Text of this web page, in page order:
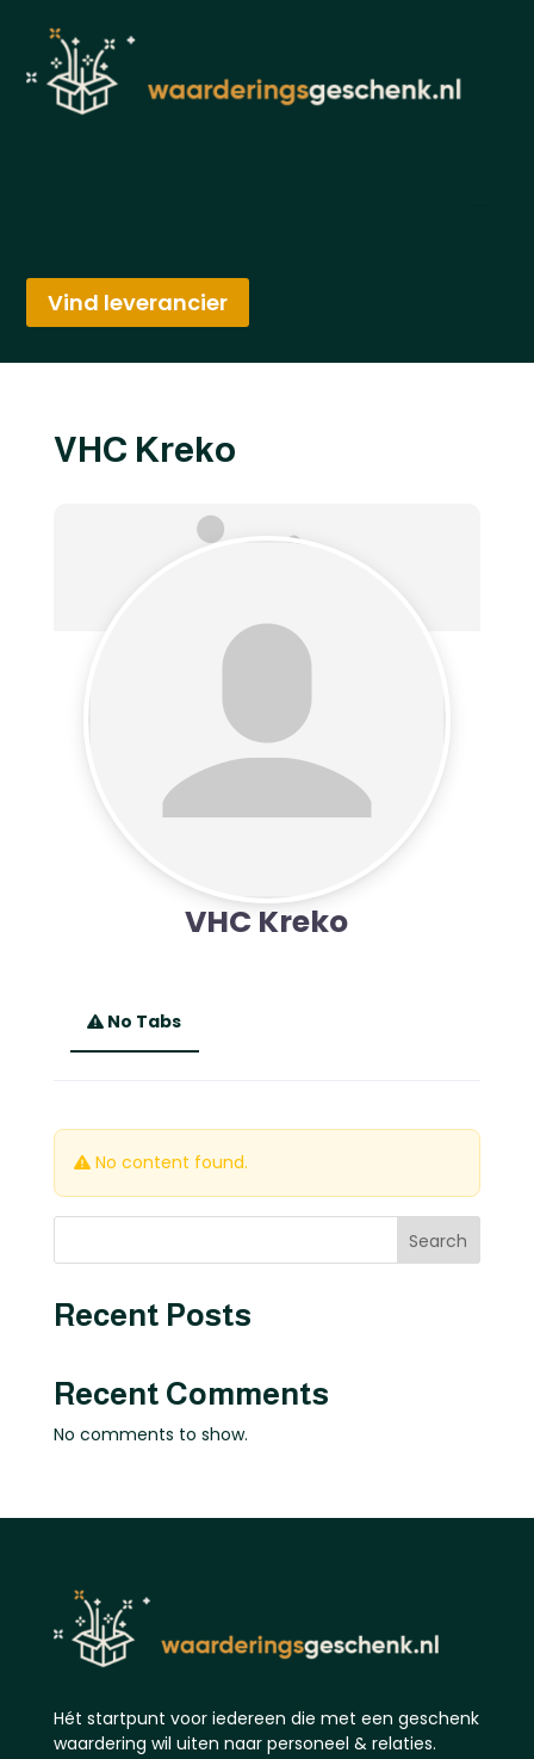
Vind leverancier
VHC Kreko
VHC Kreko
No Tabs
No content found.
Search
Recent Posts
Recent Comments
No comments to show.
Hét startpunt voor iedereen die met een geschenk
waardering wil uiten naar personeel & relaties.